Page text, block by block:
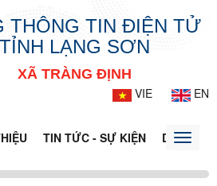
THÔNG TIN ĐIỆN TỬ
TỈNH LẠNG SƠN
XÃ TRÀNG ĐỊNH
VIE
EN
TIN TỨC - SỰ KIỆN DỊCH VỤ
Toggle